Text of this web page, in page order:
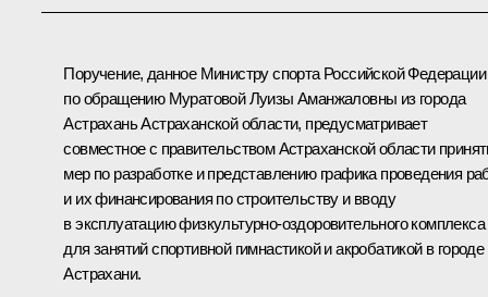
Поручение, данное Министру спорта Российской Федерации
по обращению Муратовой Луизы Аманжаловны из города
Астрахань Астраханской области, предусматривает
совместное с правительством Астраханской области
мер по разработке и представлению графика проведения
и их финансирования по строительству и вводу
в эксплуатацию физкультурно-оздоровительного комплекса
для занятий спортивной гимнастикой и акробатикой в городе
Астрахани.